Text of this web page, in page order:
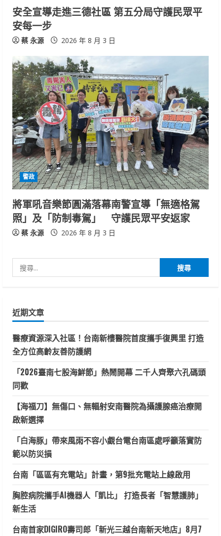
安全宣導走進三德社區 第五分局守護民眾平
安每一步
蔡 永源 2026 年 8 月 3 日
警政
將軍吼音樂節圓滿落幕南警宣導「無適格駕
照」及「防制毒駕」 守護民眾平安返家
蔡 永源 2026 年 8 月 3 日
尋
字:
近期文章
醫療資源深入社區！台南新樓醫院首度攜手復興里 打造
全方位高齡友善防護網
「2026臺南七股海鮮節」熱鬧開幕 二千人齊聚六孔碼頭
同歡
【海福刀】無傷口、無輻射安南醫院為攝護腺癌治療開
啟新選擇
「白海豚」帶來風雨不容小覷台電台南區處呼籲落實防
範以防災損
台南「區區有充電站」計畫，第9批充電站上線啟用
胸腔病院攜手AI機器人「凱比」 打造長者「智慧護肺」
新生活
台南首家DIGIRO壽司郎「新光三越台南新天地店」8月7